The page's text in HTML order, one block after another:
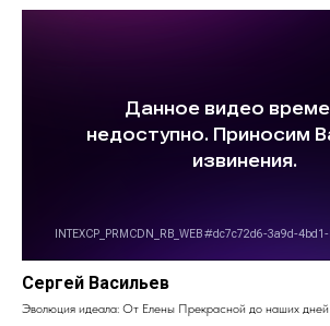
Сергей Васильев
Эволюция идеала: От Елены Прекрасной до наших дней